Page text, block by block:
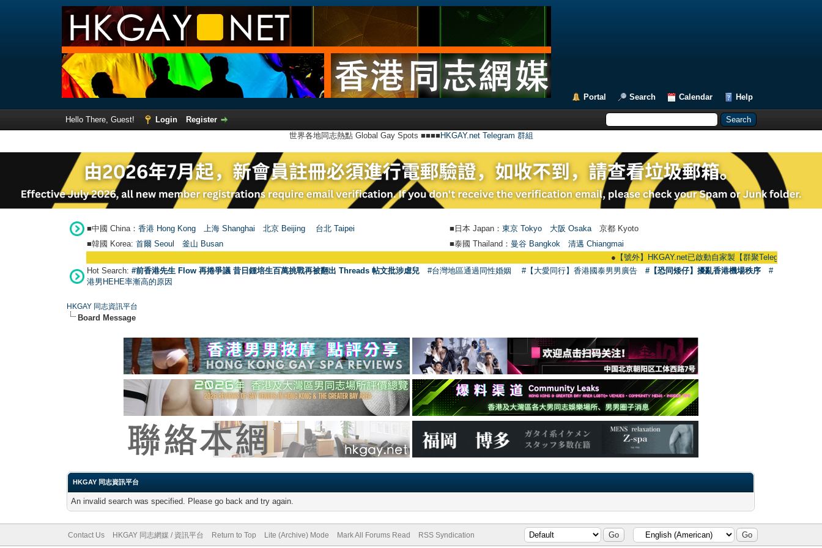
Portal Search Calendar Help
Hello There, Guest! Login
Register
世界各地同志熱點 Global Gay Spots ■■■■ HKGAY.net Telegram 群組
■中國 China： 香港 Hong Kong 上海 Shanghai 北京 Beijing 台北 Taipei ■日本 Japan： 東京 Tokyo 大阪 Osaka 京都 Kyoto
■韓國 Korea: 首爾 Seou 釜山 Busan ■泰國 Thailand： 曼谷 Bangkok
清邁 Chiangmai
【號外】HKGAY.net已啟動自家製【群聚Telegram群組】
Hot Search: #前香港先生 Flow 再捲爭議 昔日鍾培生百萬挑戰再被翻出 Threads 帖文批涉虐兒 #台灣地區通過同性婚姻 #【大愛同行】香港國泰男男廣告 #【恐同矮仔】擾亂香港機場秩序
#
港男HEHE率漸高的原因
HKGAY 同志資訊平台
Board Message
HKGAY 同志資訊平台
An invalid search was specified. Please go back and try again.
Contact Us HKGAY 同志網媒 / 資訊平台 Return to Top Lite (Archive) Mode Mark All Forums Read RSS Syndication